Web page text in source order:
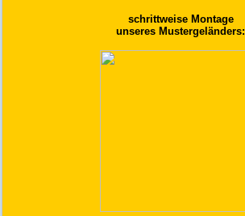
schrittweise Montage
unseres Mustergeländers: